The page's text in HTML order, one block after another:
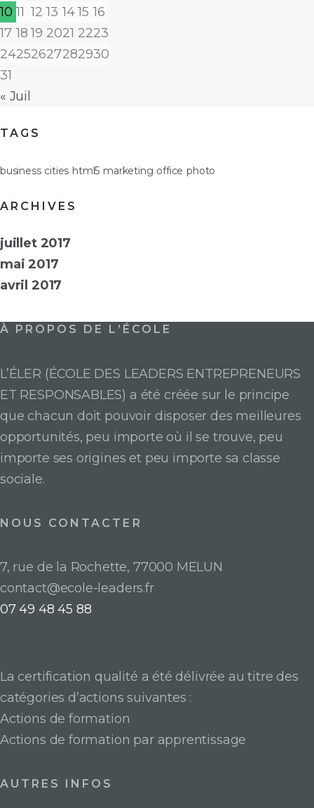
10 11 12 13 1415 16
17 18 19 2021 2223
24252627282930
31
« Juil
TAGS
business cities html5 marketing office photo
ARCHIVES
juillet 2017
mai 2017
avril 2017
À PROPOS DE L’ÉCOLE
L’ÉLER (ÉCOLE DES LEADERS ENTREPRENEURS
ET RESPONSABLES) a été créée sur le principe
que chacun doit pouvoir disposer des meilleures
opportunités, peu importe où il se trouve, peu
importe ses origines et peu importe sa classe
sociale.
NOUS CONTACTER
7, rue de la Rochette, 77000 MELUN
contact@ecole-leaders.fr
07 49 48 45 88
La certification qualité a été délivrée au titre des
catégories d’actions suivantes :
Actions de formation
Actions de formation par apprentissage
AUTRES INFOS